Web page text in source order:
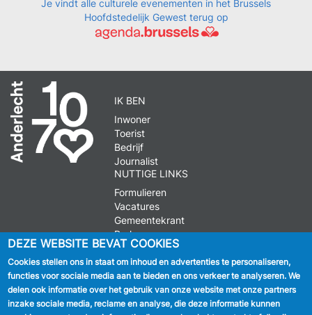
Je vindt alle culturele evenementen in het Brussels
Hoofdstedelijk Gewest terug op
IK BEN
Inwoner
Toerist
Bedrijf
Journalist
NUTTIGE LINKS
Formulieren
Vacatures
Gemeentekrant
Parkeren
VOLG ONS
Facebook
DEZE WEBSITE BEVAT COOKIES
Cookies stellen ons in staat om inhoud en advertenties te personaliseren,
functies voor sociale media aan te bieden en ons verkeer te analyseren. We
delen ook informatie over het gebruik van onze website met onze partners
inzake sociale media, reclame en analyse, die deze informatie kunnen